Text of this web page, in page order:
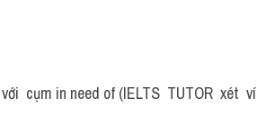
cụm in need of (IELTS  TUTOR  xét  ví